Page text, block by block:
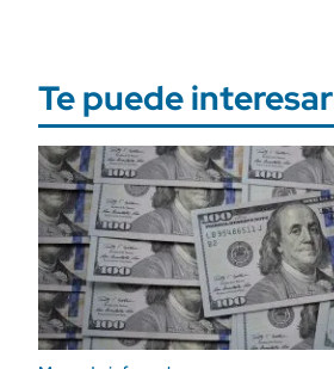
Te puede interesar